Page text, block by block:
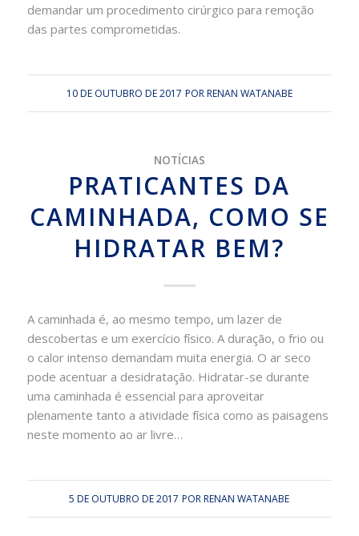
demandar um procedimento cirúrgico para remoção
das partes comprometidas.
10 DE OUTUBRO DE 2017 PORRENAN WATANABE
NOTÍCIAS
PRATICANTES DA
CAMINHADA, COMO SE
HIDRATAR BEM?
A caminhada é, ao mesmo tempo, um lazer de
descobertas e um exercício físico. A duração, o frio ou
o calor intenso demandam muita energia. O ar seco
pode acentuar a desidratação. Hidratar-se durante
uma caminhada é essencial para aproveitar
plenamente tanto a atividade física como as paisagens
neste momento ao ar livre…
5 DE OUTUBRO DE 2017 PORRENAN WATANABE